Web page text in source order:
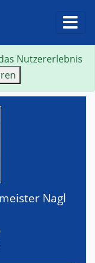
Nagl
Nutzererlebnis